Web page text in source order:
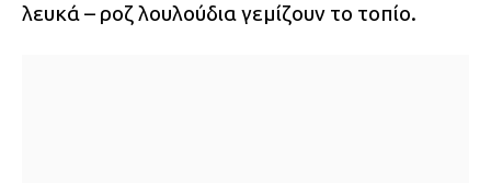
λευκά – ροζ λουλούδια γεμίζουν το τοπίο.